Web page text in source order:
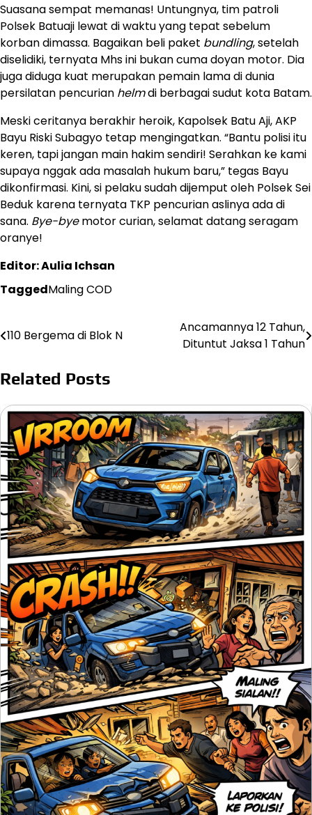
Suasana sempat memanas! Untungnya, tim patroli
Polsek Batuaji lewat di waktu yang tepat sebelum
korban dimassa. Bagaikan beli paket bundling, setelah
diselidiki, ternyata Mhs ini bukan cuma doyan motor. Dia
juga diduga kuat merupakan pemain lama di dunia
persilatan pencurian helmdi berbagai sudut kota Batam.
Meski ceritanya berakhir heroik, Kapolsek Batu Aji, AKP
Bayu Riski Subagyo tetap mengingatkan. “Bantu polisi itu
keren, tapi jangan main hakim sendiri! Serahkan ke kami
supaya nggak ada masalah hukum baru,” tegas Bayu
dikonfirmasi. Kini, si pelaku sudah dijemput oleh Polsek Sei
Beduk karena ternyata TKP pencurian aslinya ada di
sana. Bye-byemotor curian, selamat datang seragam
oranye!
Editor: Aulia Ichsan
TaggedMaling COD
Post
110 Bergema di Blok N
Ancamannya 12 Tahun,
Dituntut Jaksa 1 Tahun
Related Posts